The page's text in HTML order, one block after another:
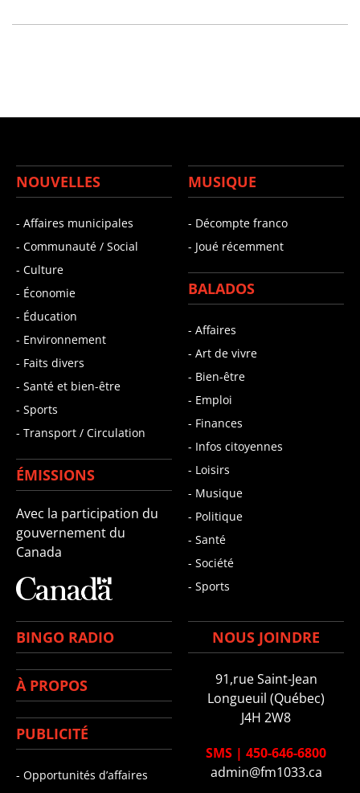
NOUVELLES
- Affaires municipales
- Communauté / Social
- Culture
- Économie
- Éducation
- Environnement
- Faits divers
- Santé et bien-être
- Sports
- Transport / Circulation
ÉMISSIONS
Avec la participation du
gouvernement du
Canada
MUSIQUE
- Décompte franco
- Joué récemment
BALADOS
- Affaires
- Art de vivre
- Bien-être
- Emploi
- Finances
- Infos citoyennes
- Loisirs
- Musique
- Politique
- Santé
- Société
- Sports
BINGO RADIO
À PROPOS
PUBLICITÉ
- Opportunités d’affaires
NOUS JOINDRE
91,rue Saint-Jean
Longueuil (Québec)
J4H 2W8
SMS | 450-646-6800
admin@fm1033.ca